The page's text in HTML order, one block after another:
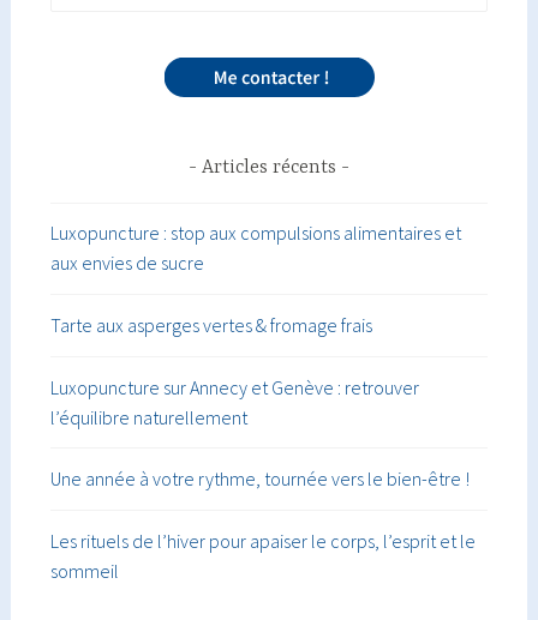
Articles récents
Luxopuncture : stop aux compulsions alimentaires et
aux envies de sucre
Tarte aux asperges vertes & fromage frais
Luxopuncture sur Annecy et Genève : retrouver
l’équilibre naturellement
Une année à votre rythme, tournée vers le bien-être !
Les rituels de l’hiver pour apaiser le corps, l’esprit et le
sommeil